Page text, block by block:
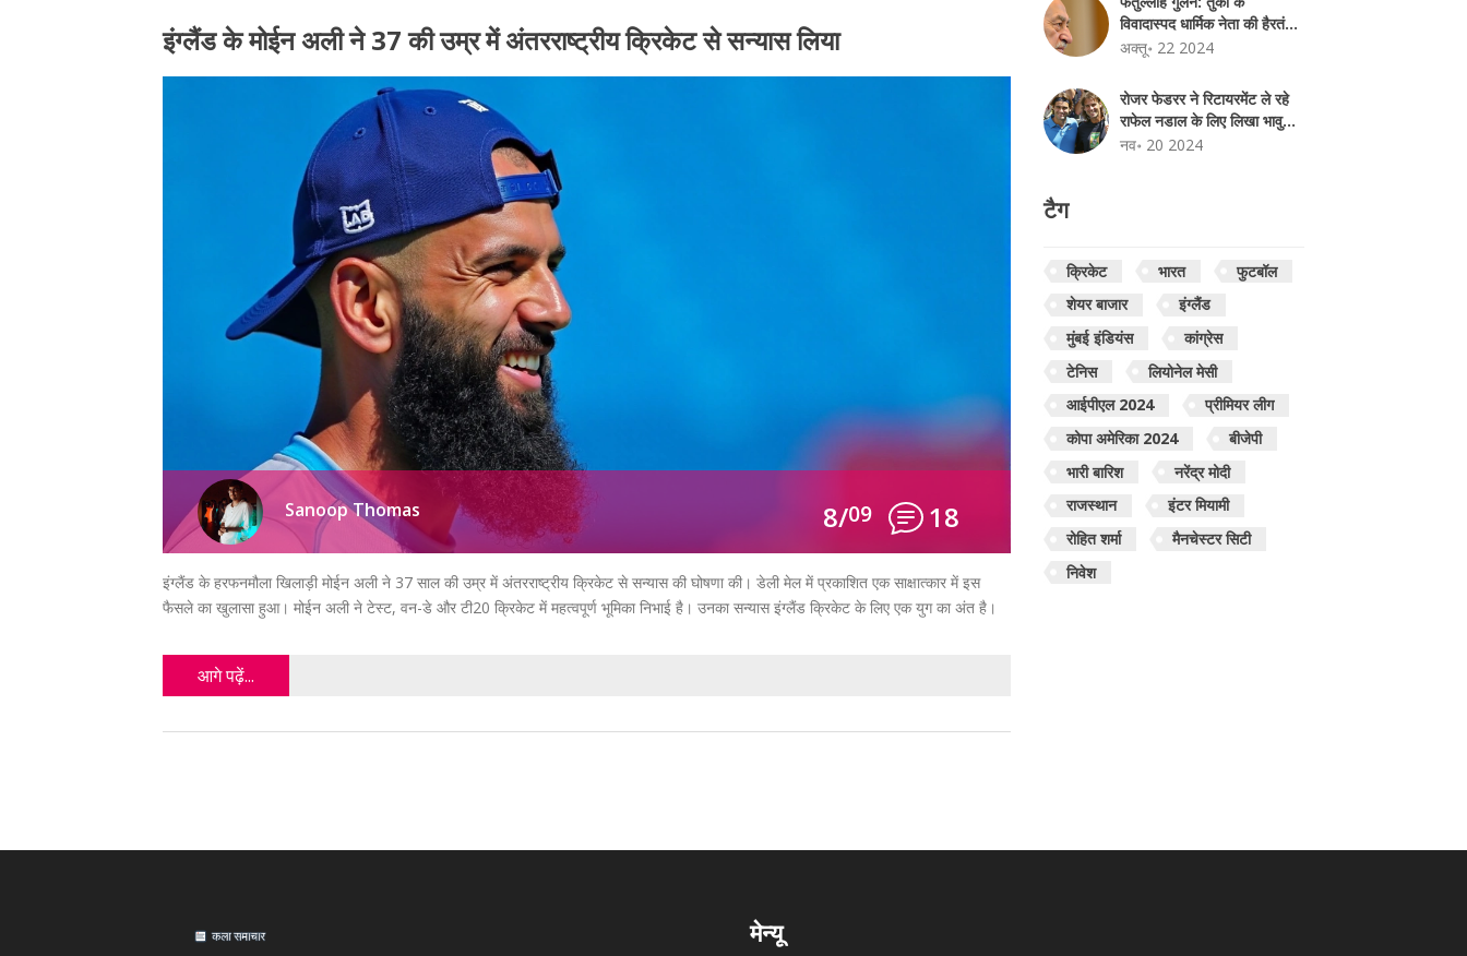
इंग्लैंड के मोईन अली ने 37 की उम्र में अंतरराष्ट्रीय क्रिकेट से सन्यास लिया
Sanoop Thomas 8/09 18
इंग्लैंड के हरफनमौला खिलाड़ी मोईन अली ने 37 साल की उम्र में अंतरराष्ट्रीय क्रिकेट से सन्यास की घोषणा की। डेली मेल में प्रकाशित एक साक्षात्कार में इस
फैसले का खुलासा हुआ। मोईन अली ने टेस्ट, वन-डे और टी20 क्रिकेट में महत्वपूर्ण भूमिका निभाई है। उनका सन्यास इंग्लैंड क्रिकेट के लिए एक युग का अंत है।
आगे पढ़ें...
विवादास्पद धार्मिक नेता की हैरतंगेज
यात्रा
अक्तू॰ 22 2024
रोजर फेडरर ने रिटायरमेंट ले रहे
राफेल नडाल के लिए लिखा भावुक
पत्र: एक युग का समापन
नव॰ 20 2024
टैग
क्रिकेट भारत
फुटबॉल
शेयर बाजार
इंग्लैंड
मुंबई इंडियंस
कांग्रेस
टेनिस
लियोनेल मेसी
आईपीएल 2024
प्रीमियर लीग
कोपा अमेरिका 2024
बीजेपी
भारी बारिश
नरेंद्र मोदी
राजस्थान
इंटर मियामी
रोहित शर्मा
मैनचेस्टर सिटी
निवेश
मेन्यू